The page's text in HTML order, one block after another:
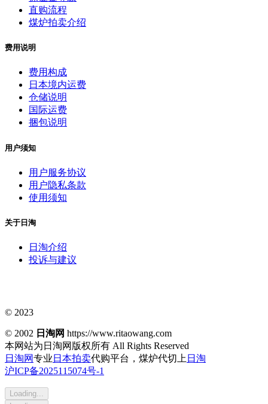
直购流程
煤炉拍卖介绍
费用说明
费用构成
日本境内运费
仓储说明
国际运费
捆包说明
用户须知
用户服务协议
用户隐私条款
使用须知
关于日淘
日淘介绍
投诉与建议
© 2023
© 2002 日淘网 https://www.ritaowang.com
本网站为日淘网版权所有 All Rights Reserved
日淘网专业 日本拍卖代购平台，煤炉代切上 日淘
沪ICP备2025115074号-1
Loading...